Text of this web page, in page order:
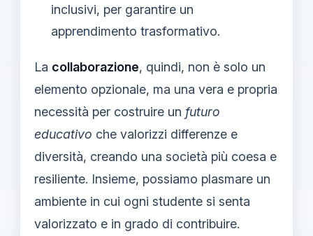
inclusivi, per garantire un
apprendimento trasformativo.
La collaborazione, quindi, non è solo un
elemento opzionale, ma una vera e propria
necessità per costruire un futuro
educativo che valorizzi differenze e
diversità, creando una società più coesa e
resiliente. Insieme, possiamo plasmare un
ambiente in cui ogni studente si senta
valorizzato e in grado di contribuire.